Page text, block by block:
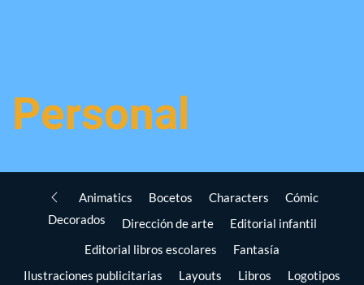
Personal
Animatics Bocetos Characters
Cómic
Decorados
Dirección de arte
Editorial infantil
Editorial libros escolares
Fantasía
Ilustraciones publicitarias
Layouts Libros
Logotipos